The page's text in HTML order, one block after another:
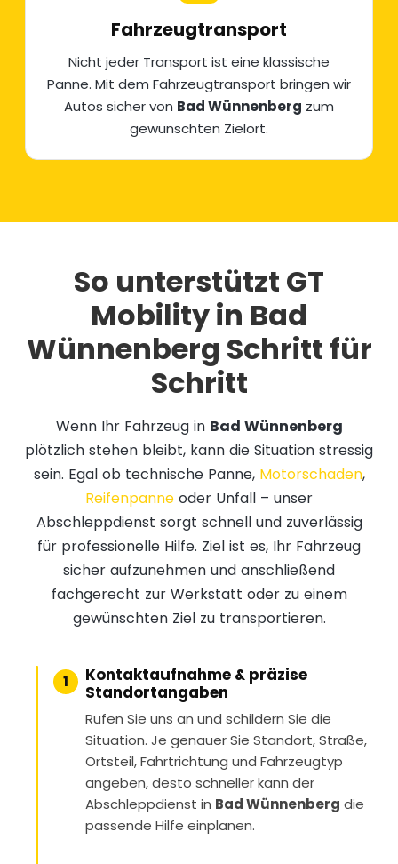
Fahrzeugtransport
Nicht jeder Transport ist eine klassische
Panne. Mit dem Fahrzeugtransport bringen wir
Autos sicher von Bad Wünnenberg zum
gewünschten Zielort.
So unterstützt GT
Mobility in Bad
Wünnenberg Schritt für
Schritt
Wenn Ihr Fahrzeug in Bad Wünnenberg
plötzlich stehen bleibt, kann die Situation stressig
sein. Egal ob technische Panne, Motorschaden,
Reifenpanne oder Unfall – unser
Abschleppdienst sorgt schnell und zuverlässig
für professionelle Hilfe. Ziel ist es, Ihr Fahrzeug
sicher aufzunehmen und anschließend
fachgerecht zur Werkstatt oder zu einem
gewünschten Ziel zu transportieren.
1
Kontaktaufnahme & präzise
Standortangaben
Rufen Sie uns an und schildern Sie die
Situation. Je genauer Sie Standort, Straße,
Ortsteil, Fahrtrichtung und Fahrzeugtyp
angeben, desto schneller kann der
Abschleppdienst in Bad Wünnenberg die
passende Hilfe einplanen.